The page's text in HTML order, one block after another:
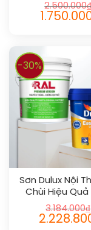
2.500.000
-30%
Sơn Dulux Nội
Chùi Hiệu Quả
3.184.000₫